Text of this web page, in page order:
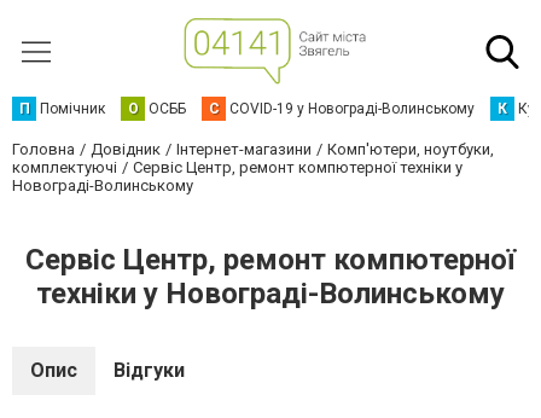
П Помічник О ОСББ C COVID-19 у Новограді-Волинському К
Головна Довідник Інтернет-магазини
Комп'ютери, ноутбуки,
комплектуючі
Сервіс Центр, ремонт компютерної техніки у
Новограді-Волинському
Сервіс Центр, ремонт компютерної
техніки у Новограді-Волинському
Опис Відгуки